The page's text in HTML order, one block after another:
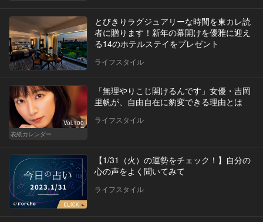
とびきりラグジュアリーな時間を東カレ読
者に贈ります！新年の幕開けを優雅に迎え
る14のホテルステイをプレゼント
ライフスタイル
Vol.100
表紙カレンダー
「無理やりこじ開けるんです」女優・吉岡
里帆が、自由自在に豹変できる理由とは
ライフスタイル
【1/31（火）の運勢をチェック！】自分の
心の声をよく聞いてみて
ライフスタイル